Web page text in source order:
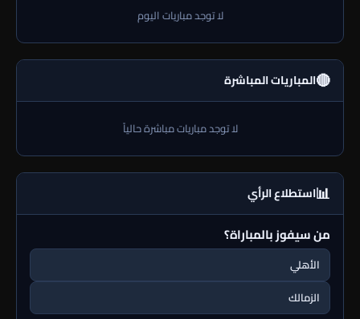
لا توجد مباريات اليوم
🔴المباريات المباشرة
لا توجد مباريات مباشرة حالياً
📊استطلاع الرأي
من سيفوز بالمباراة؟
الأهلي
الزمالك